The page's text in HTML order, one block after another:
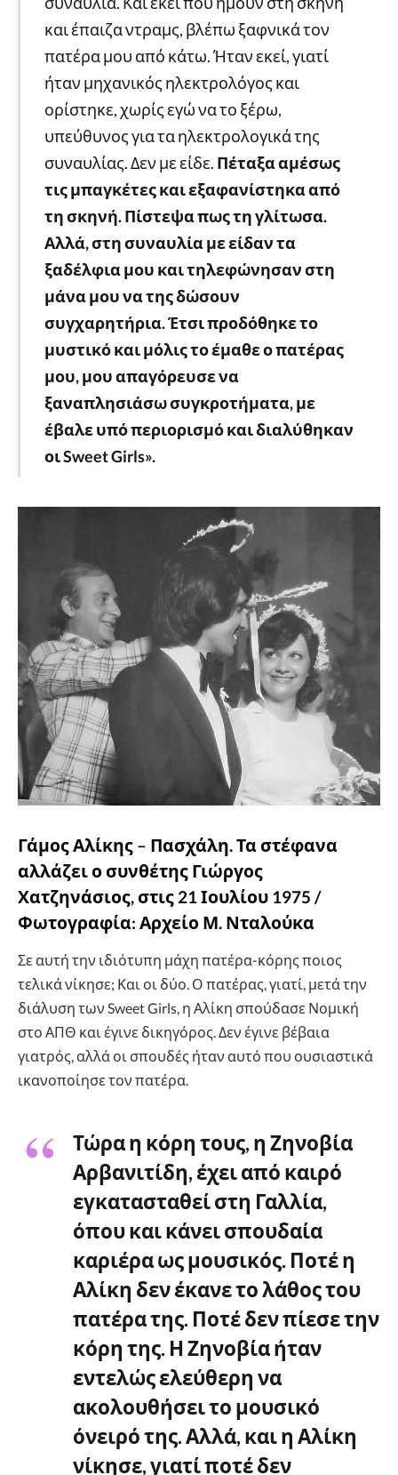
και έπαιζα ντραμς, βλέπω ξαφνικά τον
πατέρα μου από κάτω. Ήταν εκεί, γιατί
ήταν μηχανικός ηλεκτρολόγος και
ορίστηκε, χωρίς εγώ να το ξέρω,
υπεύθυνος για τα ηλεκτρολογικά της
συναυλίας. Δεν με είδε. Πέταξα αμέσως
τις μπαγκέτες και εξαφανίστηκα από
τη σκηνή. Πίστεψα πως τη γλίτωσα.
Αλλά, στη συναυλία με είδαν τα
ξαδέλφια μου και τηλεφώνησαν στη
μάνα μου να της δώσουν
συγχαρητήρια. Έτσι προδόθηκε το
μυστικό και μόλις το έμαθε ο πατέρας
μου, μου απαγόρευσε να
ξαναπλησιάσω συγκροτήματα, με
έβαλε υπό περιορισμό και διαλύθηκαν
οι Sweet Girls».
Γάμος Αλίκης – Πασχάλη. Τα στέφανα
αλλάζει ο συνθέτης Γιώργος
Χατζηνάσιος, στις 21 Ιουλίου 1975 /
Φωτογραφία: Αρχείο Μ. Νταλούκα
Σε αυτή την ιδιότυπη μάχη πατέρα-κόρης ποιος
τελικά νίκησε; Και οι δύο. Ο πατέρας, γιατί, μετά την
διάλυση των Sweet Girls, η Αλίκη σπούδασε Νομική
στο ΑΠΘ και έγινε δικηγόρος. Δεν έγινε βέβαια
γιατρός, αλλά οι σπουδές ήταν αυτό που ουσιαστικά
ικανοποίησε τον πατέρα.
Τώρα η κόρη τους, η Ζηνοβία
Αρβανιτίδη, έχει από καιρό
εγκατασταθεί στη Γαλλία,
όπου και κάνει σπουδαία
καριέρα ως μουσικός. Ποτέ η
Αλίκη δεν έκανε το λάθος του
πατέρα της. Ποτέ δεν πίεσε την
κόρη της. Η Ζηνοβία ήταν
εντελώς ελεύθερη να
ακολουθήσει το μουσικό
όνειρό της. Αλλά, και η Αλίκη
νίκησε, γιατί ποτέ δεν